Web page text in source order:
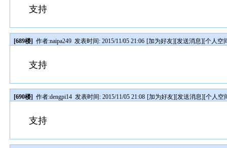
支持
[689楼] 作者:naipa249 发表时间: 2015/11/05 21:06 [加为好友][发送消息][个人空
支持
[690楼] 作者:dengpi14 发表时间: 2015/11/05 21:08 [加为好友][发送消息][个人空
支持